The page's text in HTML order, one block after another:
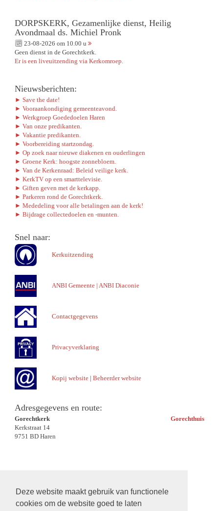
Deze website maakt gebruik van functionele
cookies om de website goed te laten
DORPSKERK, Gezamenlijke dienst, Heilig
Avondmaal ds. Michiel Pronk
23-08-2026 om 10.00 u
Geen dienst in de Gorechtkerk.
Er is een liveuitzending via Kerkomroep.
Nieuwsberichten:
► Save the date!
► Vooraankondiging gemeenteavond.
► Werkgroep Goededoelen Haren
► Van onze predikanten.
► Vakantie predikanten.
► Voorbereiding startzondag.
► Op zoek naar nieuwe diakenen en ouderlingen
► Groene Kerk: hoogste zonnebloem.
► Van de Kerkenraad: Beleid veilige kerk.
► KerkTV op een smarttelevisie.
► Giften geven met de kerkapp.
► Parkeren rond de Gorechtkerk.
► Mededeling voor alle betalingen aan de kerk!
► Bijdrage collectedoelen en -munten.
Snel naar:
Kerkuitzending
ANBI Gemeente | ANBI Diaconie
Contactgegevens
Privacyverklaring
Kopij website | Beheerder website
Adresgegevens en route:
Gorechtkerk
Gorechthuis
Kerkstraat 14
9751 BD Haren